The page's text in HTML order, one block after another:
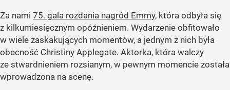
Za nami 75. gala rozdania nagród Emmy, która odbyła się
z kilkumiesięcznym opóźnieniem. Wydarzenie obfitowało
w wiele zaskakujących momentów, a jednym z nich była
obecność Christiny Applegate. Aktorka, która walczy
ze stwardnieniem rozsianym, w pewnym momencie została
wprowadzona na scenę.